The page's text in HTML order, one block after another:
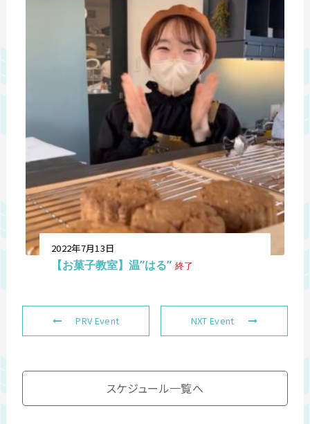
2022年7月13日
【お菓子教室】温”はる” 終了
PRV Event NXT Event
スケジュール一覧へ